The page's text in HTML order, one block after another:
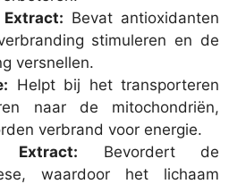
Extract: Bevat antioxidanten
stimuleren en de
versnellen.
Helpt bij het transporteren
naar de mitochondriën,
verbrand voor energie.
Extract: Bevordert de
waardoor het lichaam